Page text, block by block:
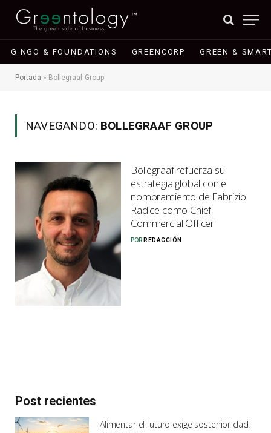
G NGO & FOUNDATIONS GREENCORP GREEN &
Portada » Bollegraaf Group
NAVEGANDO: BOLLEGRAAF GROUP
Bollegraaf refuerza su
estrategia global con el
nombramiento de Fabrizio
Radice como Chief
Commercial Officer
POR REDACCIÓN
Post recientes
Alimentar el futuro exige sostenibilidad: